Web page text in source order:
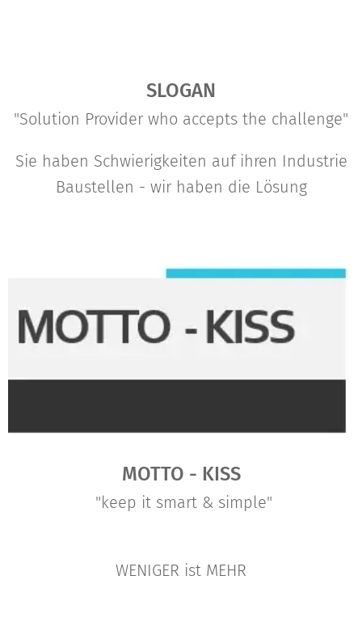
SLOGAN
"Solution Provider who accepts the challenge"
Sie haben Schwierigkeiten auf ihren Industrie
Baustellen - wir haben die Lösung
MOTTO - KISS
"keep it smart & simple"
WENIGER ist MEHR